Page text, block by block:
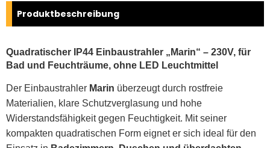
Produktbeschreibung
Quadratischer IP44 Einbaustrahler „Marin“ – 230V, für
Bad und Feuchträume, ohne LED Leuchtmittel
Der Einbaustrahler Marin überzeugt durch rostfreie
Materialien, klare Schutzverglasung und hohe
Widerstandsfähigkeit gegen Feuchtigkeit. Mit seiner
kompakten quadratischen Form eignet er sich ideal für den